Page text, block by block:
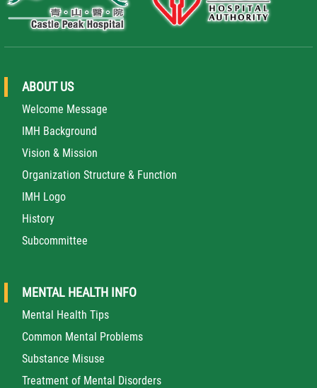
ABOUT US
Welcome Message
IMH Background
Vision & Mission
Organization Structure & Function
IMH Logo
History
Subcommittee
MENTAL HEALTH INFO
Mental Health Tips
Common Mental Problems
Substance Misuse
Treatment of Mental Disorders